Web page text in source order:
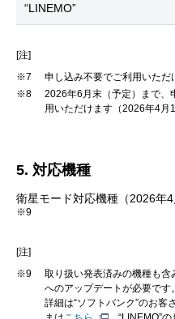
“LINEMO”
[注]
※7
申し込み不要でご利用いただ
※8
2026年6月末（予定）まで、
用いただけます（2026年4月
5. 対応機種
衛星モード対応機種（2026年
※9
[注]
※9
取り扱い発表済みの機種も
へのアップデートが必要です
詳細は“ソフトバンク”のお客